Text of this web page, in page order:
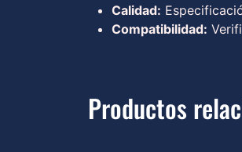
Calidad:
Compatibilidad:
Productos